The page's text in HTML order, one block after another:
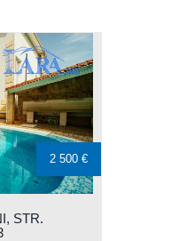
STR.
2 500 €